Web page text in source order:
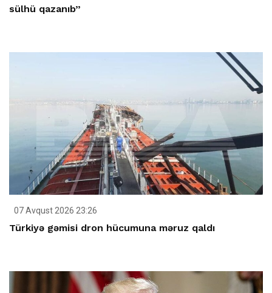
sülhü qazanıb”
07 Avqust 2026 23:26
Türkiyə gəmisi dron hücumuna məruz qaldı